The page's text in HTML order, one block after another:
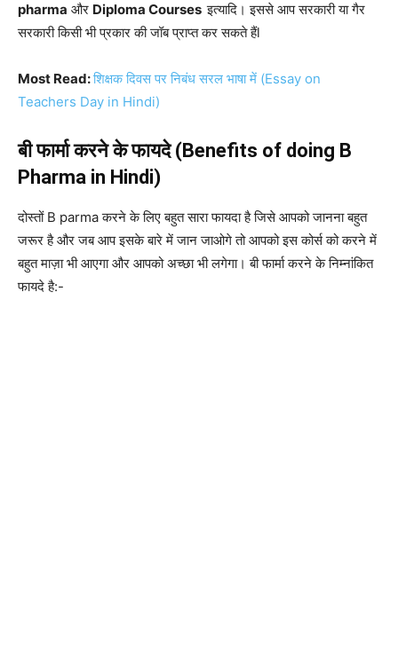
pharma और Diploma Coursesइत्यादि। इससे आप सरकारी या गैर
सरकारी किसी भी प्रकार की जॉब प्राप्त कर सकते हैंl
Most Read:शिक्षक दिवस पर निबंध सरल भाषा में (Essay on
Teachers Day in Hindi)
बी फार्मा करने के फायदे (Benefits of doing B
Pharma in Hindi)
दोस्तों B parma करने के लिए बहुत सारा फायदा है जिसे आपको जानना बहुत
जरूर है और जब आप इसके बारे में जान जाओगे तो आपको इस कोर्स को करनेमें
बहुत माज़ा भी आएगा और आपको अच्छा भी लगेगा। बी फार्मा करने के निम्नांकित
फायदे है:-